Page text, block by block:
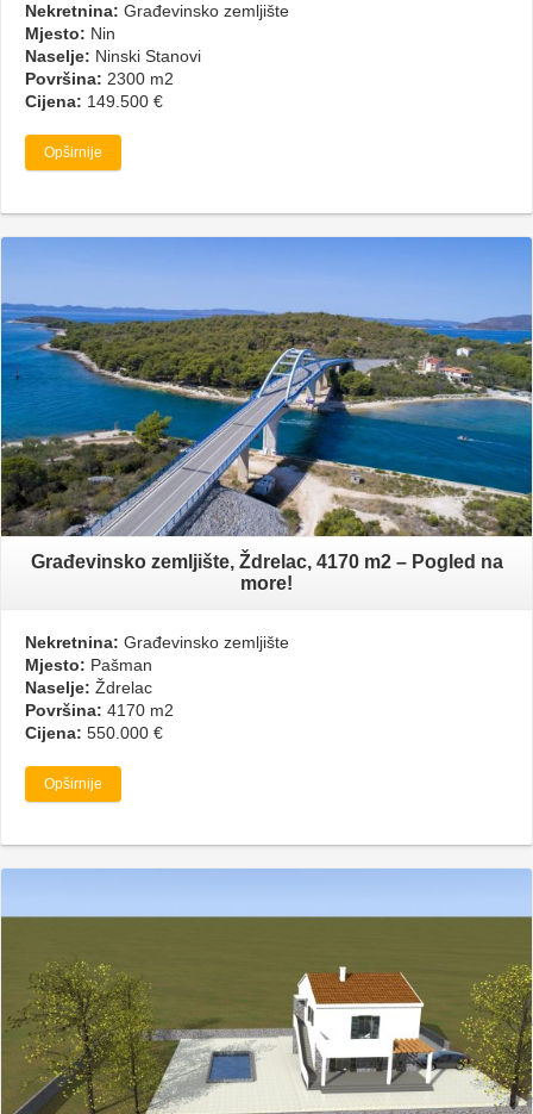
Nekretnina: Građevinsko zemljište
Mjesto: Nin
Naselje: Ninski Stanovi
Površina: 2300 m2
Cijena: 149.500 €
Opširnije
Građevinsko zemljište, Ždrelac, 4170 m2 – Pogled na
more!
Nekretnina: Građevinsko zemljište
Mjesto: Pašman
Naselje: Ždrelac
Površina: 4170 m2
Cijena: 550.000 €
Opširnije